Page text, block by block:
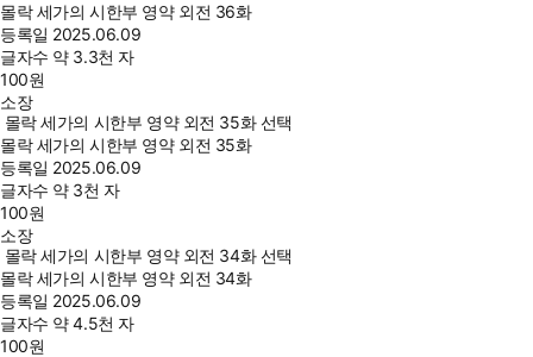
몰락 세가의 시한부 영약 외전 36화
등록일 2025.06.09
글자수 약 3.3천 자
100원
소장
몰락 세가의 시한부 영약 외전 35화 선택
몰락 세가의 시한부 영약 외전 35화
등록일 2025.06.09
글자수 약 3천 자
100원
소장
몰락 세가의 시한부 영약 외전 34화 선택
몰락 세가의 시한부 영약 외전 34화
등록일 2025.06.09
글자수 약 4.5천 자
100원